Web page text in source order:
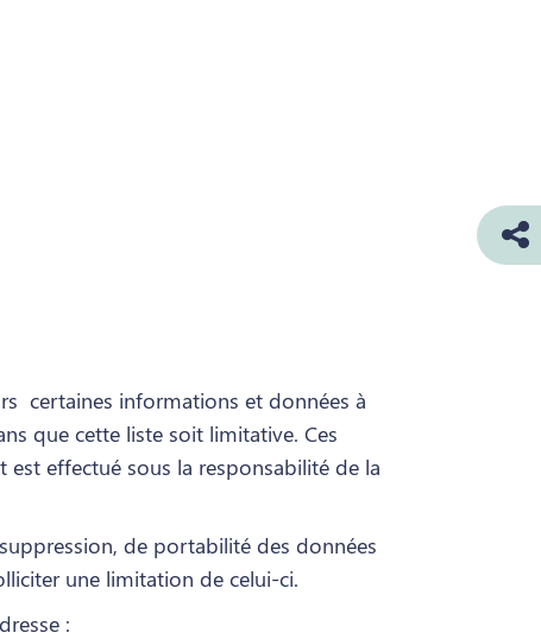
certaines informations et données à
que cette liste soit limitative. Ces
effectué sous la responsabilité de la
de portabilité des données
une limitation de celui-ci.
: